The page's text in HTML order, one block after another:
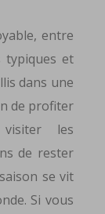
entre
typiques et
dans une
de profiter
les
de rester
se vit
Si vous